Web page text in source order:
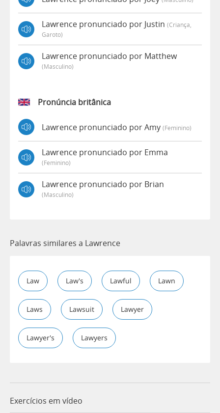
Lawrence pronunciado por Justin (criança,
Garoto)
Lawrence pronunciado por Matthew
(masculino)
Pronúncia britânica
Lawrence pronunciado por Amy (feminino)
Lawrence pronunciado por Emma
(feminino)
Lawrence pronunciado por Brian
(masculino)
Palavras similares a Lawrence
Law Law's Lawful Lawn
Laws Lawsuit Lawyer
Lawyer's Lawyers
Exercícios em vídeo